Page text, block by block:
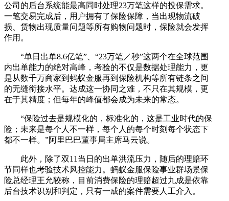
公司的后台系统能最高同时处理23万笔这样的投保需求。
一笔交易完成后，用户拥有了保险保障，当出现物流破
损、货物出现质量问题等所有购物问题时，保险就会发挥
作用。
“单日出单8.6亿笔”、“23万笔／秒”这两个在全球范围
内出单能力的绝对高峰，考验的不仅是数据处理能力，更
是从数千万商家到蚂蚁金服再到保险机构等所有链条之间
的无缝衔接水平。达成这一协同之难，不只在其规模，更
在于其精度；但每年的峰值都会成为未来的常态。
“保险过去是规模化的，标准化的，这是工业时代的保
险；未来是每个人不一样，每个人的每个时刻每个状态下
都不一样。”阿里巴巴董事局主席马云说。
此外，除了双11当日的出单洪流压力，随后的理赔环
节同样也考验技术风控能力。蚂蚁金服保险事业群场景保
险总经理王允较称，目前消费保险的理赔超过九成是依靠
后台技术识别和判定，只有一成的案件需要人工介入。